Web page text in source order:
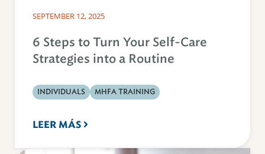
SEPTEMBER 12, 2025
6 Steps to Turn Your Self-Care
Strategies into a Routine
INDIVIDUALS MHFA TRAINING
LEER MÁS